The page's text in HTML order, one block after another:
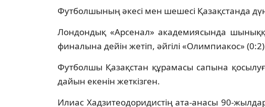
Футболшының әкесі мен шешесі Қазақстанда
Лондондық «Арсенал» академиясында
финалына дейін жетіп, әйгілі «Олимпиакос»
Футболшы Қазақстан құрамасы сапына
дайын екенін жеткізген.
Илиас Хадзитеодоридистің ата-анасы 90-